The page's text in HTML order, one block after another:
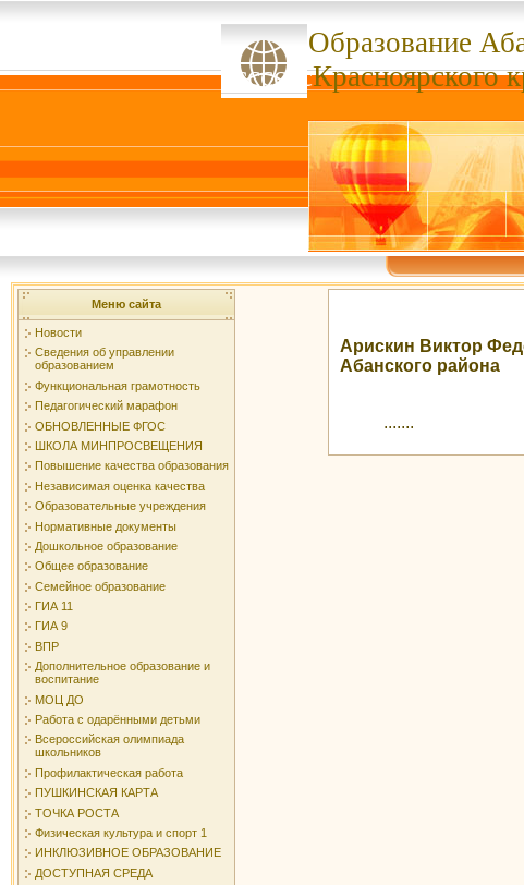
Образование
сссссссКрасноярского
Меню сайта
Новости
Сведения об управлении
образованием
Функциональная грамотность
Педагогический марафон
ОБНОВЛЕННЫЕ ФГОС
ШКОЛА МИНПРОСВЕЩЕНИЯ
Повышение качества образования
Независимая оценка качества
Образовательные учреждения
Нормативные документы
Дошкольное образование
Общее образование
Семейное образование
ГИА 11
ГИА 9
ВПР
Дополнительное образование и
воспитание
МОЦ ДО
Работа с одарёнными детьми
Всероссийская олимпиада
школьников
Профилактическая работа
ПУШКИНСКАЯ КАРТА
ТОЧКА РОСТА
Физическая культура и спорт 1
ИНКЛЮЗИВНОЕ ОБРАЗОВАНИЕ
ДОСТУПНАЯ СРЕДА
Арискин Виктор
Абанского района
.......